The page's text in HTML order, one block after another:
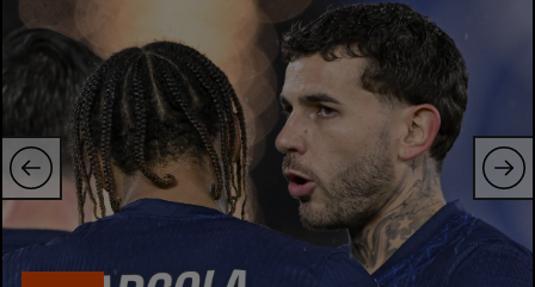
Starurile fotbalului
EURO 2024
Stranieri
Clasamente
Tenis